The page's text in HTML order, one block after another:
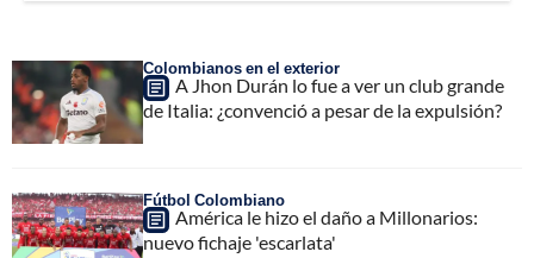
Colombianos en el exterior
A Jhon Durán lo fue a ver un club grande
de Italia: ¿convenció a pesar de la expulsión?
Fútbol Colombiano
América le hizo el daño a Millonarios:
nuevo fichaje 'escarlata'